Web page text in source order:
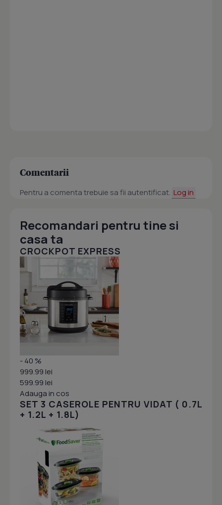
Comentarii
Pentru a comenta trebuie sa fii autentificat. Log in
Recomandari pentru tine si
casa ta
CROCKPOT EXPRESS
- 40 %
999.99 lei
599.99 lei
Adauga in cos
SET 3 CASEROLE PENTRU VIDAT ( 0.7L
+ 1.2L + 1.8L)